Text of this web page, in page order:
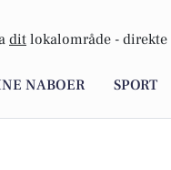
dit lokalområde -
NABOER SPORT